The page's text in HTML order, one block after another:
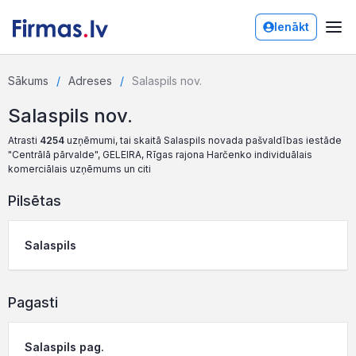
Ienākt
Sākums Adreses Salaspils nov.
Salaspils nov.
Atrasti 4254 uzņēmumi, tai skaitā Salaspils novada pašvaldības iestāde
"Centrālā pārvalde", GELEIRA, Rīgas rajona Harčenko individuālais
komerciālais uzņēmums un citi
Pilsētas
Salaspils
Pagasti
Salaspils pag.